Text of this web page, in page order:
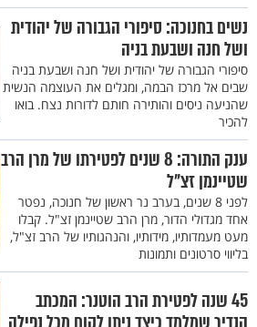
נשים בחנוכה: סיפורי הגבורה של יהודית
ושל חנה ושבעת בניה
סיפורי הגבורה של יהודית ושל חנה ושבעת בניה
שבים אל מרכז הבמה, ומגלים את העוצמה הנשית
שהניעה ניסים והותירה חותם לדורות נצח. בואו
להכיר
ענק התורה: 8 שנים לפטירתו של מרן הרב
שטיינמן זצ"ל
לפני 8 שנים, בערב נר ראשון של חנוכה, נפטר
אחד מגדולי הדור, מרן הרב שטיינמן זצ"ל. קבלו
מעט מעמדותיו, מידותיו, והנהגותיו של הרב זצ"ל,
בליווי סרטונים ותמונות
45 שנה לפטירת הרב הוטנר: המכתב